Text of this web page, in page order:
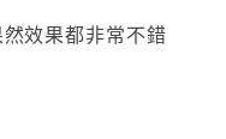
效果都非常不錯